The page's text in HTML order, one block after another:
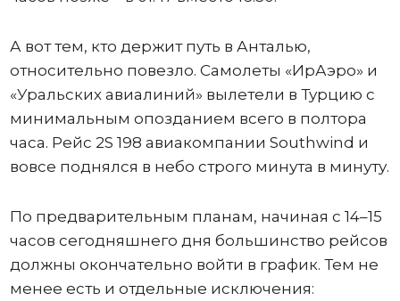
А вот тем, кто держит путь в Анталью,
относительно повезло. Самолеты «ИрАэро» и
«Уральских авиалиний» вылетели в Турцию с
минимальным опозданием всего в полтора
часа. Рейс 2S 198 авиакомпании Southwind и
вовсе поднялся в небо строго минута в минуту.
По предварительным планам, начиная с 14–15
часов сегодняшнего дня большинство рейсов
должны окончательно войти в график. Тем не
менее есть и отдельные исключения: